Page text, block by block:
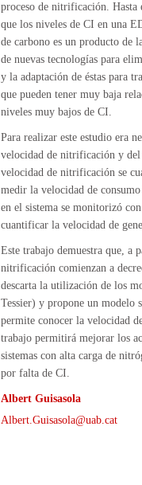
proceso de nitrificación. Hasta
que los niveles de CI en una
de carbono es un producto de
de nuevas tecnologías para
y la adaptación de éstas para
que pueden tener muy baja
niveles muy bajos de CI.
Para realizar este estudio era
velocidad de nitrificación y
velocidad de nitrificación se
medir la velocidad de
en el sistema se monitorizó
cuantificar la velocidad de
Este trabajo demuestra que, a
nitrificación comienzan a
descarta la utilización de los
Tessier) y propone un modelo
permite conocer la velocidad
trabajo permitirá mejorar los
sistemas con alta carga de
por falta de CI.
Albert Guisasola
Albert.Guisasola@uab.cat